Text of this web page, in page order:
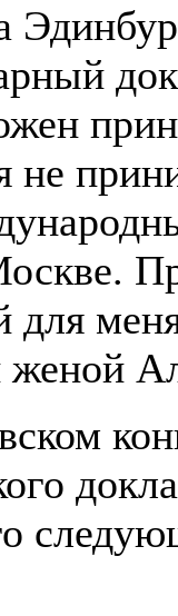
не
для
женой